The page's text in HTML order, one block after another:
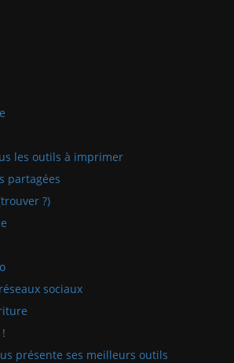
les outils à imprimer
partagées
?)
sociaux
présente ses meilleurs outils